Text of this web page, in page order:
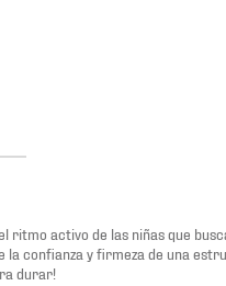
ritmo activo de las niñas que
la confianza y firmeza de una
durar!